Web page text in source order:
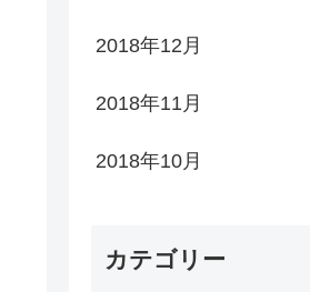
2018年12月
2018年11月
2018年10月
カテゴリー